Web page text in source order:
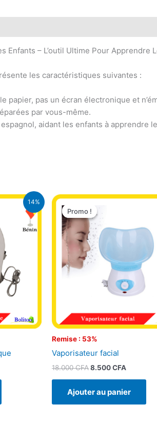
Enfants – L’outil Ultime Pour Apprendre
les caractéristiques suivantes :
papier, pas un écran électronique et
par vous-même.
aidant les enfants à apprendre
14%
CFA.
Promo !
Remise : 53%
Promo !
Vaporisateur facial
18.000CFA
Le
prix
initial
était :
18.000 CFA.
8.500CFA
Le
8.500
Ajouter au panier